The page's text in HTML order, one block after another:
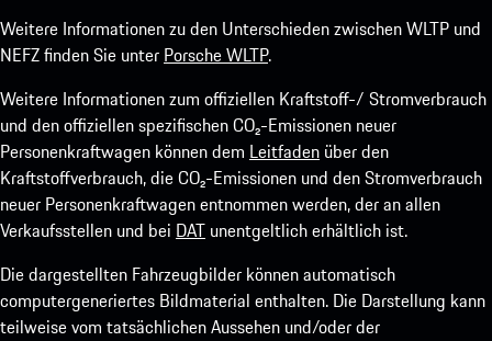
Weitere Informationen zu den Unterschieden zwischen WLTP und
NEFZ finden Sie unter Porsche WLTP.
Weitere Informationen zum offiziellen Kraftstoff-/ Stromverbrauch
und den offiziellen spezifischen CO₂-Emissionen neuer
Personenkraftwagen können dem Leitfaden über den
Kraftstoffverbrauch, die CO₂-Emissionen und den Stromverbrauch
neuer Personenkraftwagen entnommen werden, der an allen
Verkaufsstellen und bei DAT unentgeltlich erhältlich ist.
Die dargestellten Fahrzeugbilder können automatisch
computergeneriertes Bildmaterial enthalten. Die Darstellung kann
teilweise vom tatsächlichen Aussehen und/oder der